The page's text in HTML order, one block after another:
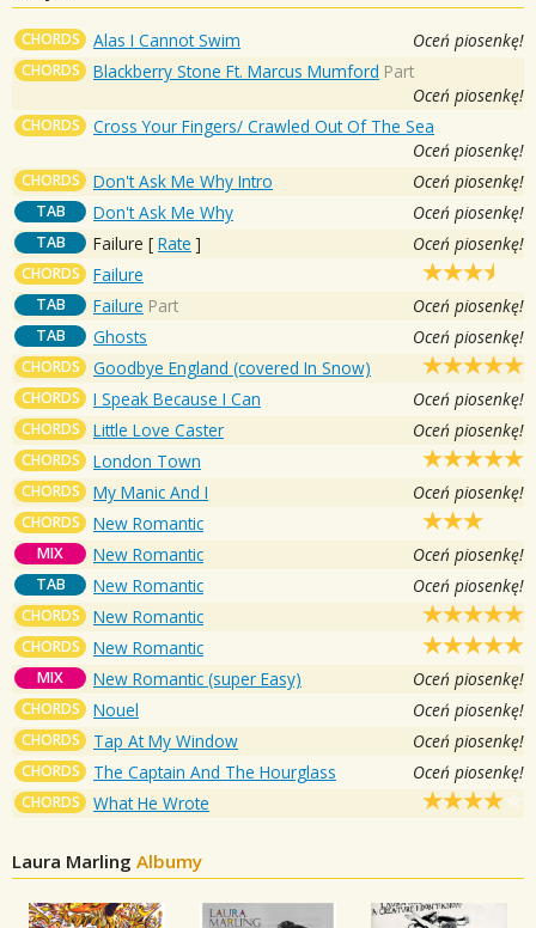
CHORDS Alas I Cannot Swim Oceń piosenkę!
CHORDS Blackberry Stone Ft. Marcus Mumford Part
Oceń piosenkę!
CHORDS
Cross Your Fingers/ Crawled Out Of The Sea
Oceń piosenkę!
CHORDS Don't Ask Me Why Intro Oceń piosenkę!
TAB Don't Ask Me Why Oceń piosenkę!
TAB Failure [ Rate ] Oceń piosenkę!
CHORDS Failure
TAB Failure Part Oceń piosenkę!
TAB Ghosts Oceń piosenkę!
CHORDS Goodbye England (covered In Snow)
CHORDS I Speak Because I Can Oceń piosenkę!
CHORDS Little Love Caster Oceń piosenkę!
CHORDS London Town
CHORDS My Manic And I Oceń piosenkę!
CHORDS New Romantic
MIX New Romantic Oceń piosenkę!
TAB New Romantic Oceń piosenkę!
CHORDS New Romantic
CHORDS New Romantic
MIX New Romantic (super Easy) Oceń piosenkę!
CHORDS Nouel Oceń piosenkę!
CHORDS Tap At My Window Oceń piosenkę!
CHORDS The Captain And The Hourglass Oceń piosenkę!
CHORDS What He Wrote
Laura Marling Albumy